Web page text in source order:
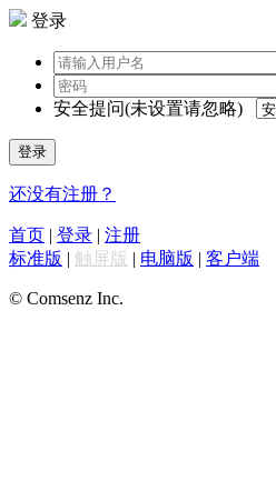
登录
安全提问(未设置请忽略)
登录
还没有注册？
首页 | 登录 | 注册
标准版 | 触屏版 | 电脑版 | 客户端
© Comsenz Inc.